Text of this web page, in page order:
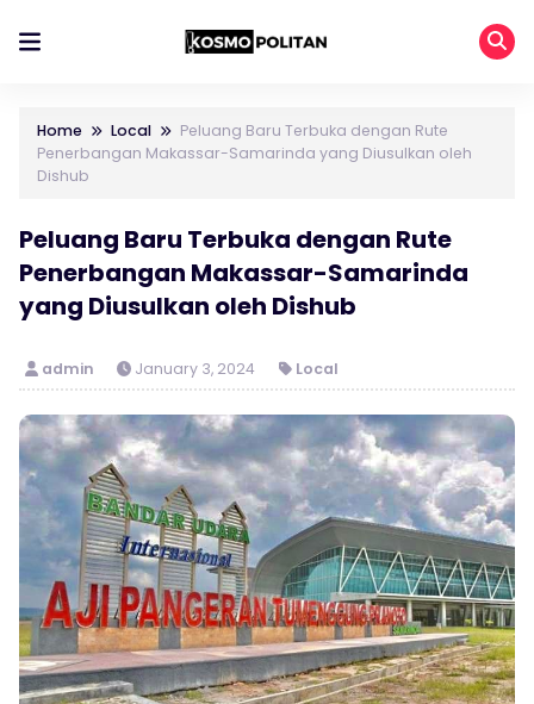
Home Local
Peluang Baru Terbuka dengan Rute
Penerbangan Makassar-Samarinda yang Diusulkan oleh
Dishub
Peluang Baru Terbuka dengan Rute
Penerbangan Makassar-Samarinda
yang Diusulkan oleh Dishub
admin January 3, 2024 Local